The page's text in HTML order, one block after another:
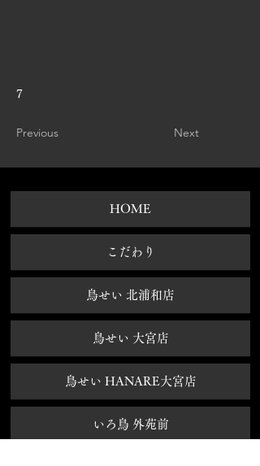
7
Previous Next
HOME
​こだわり
鳥せい 北浦和店
鳥せい 大宮店
鳥せい HANARE大宮店
いろ鳥 外苑前